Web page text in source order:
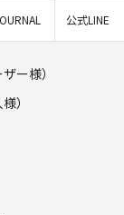
公式LINE
ー様）
）